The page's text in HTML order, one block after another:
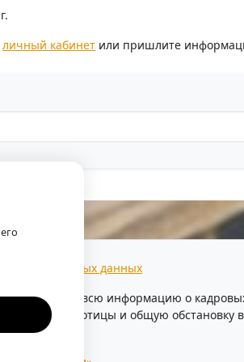
личный кабинет или пришлите
персональных данных
всю информацию о
безработицы и общую